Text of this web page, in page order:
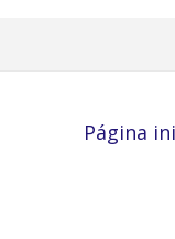
Página